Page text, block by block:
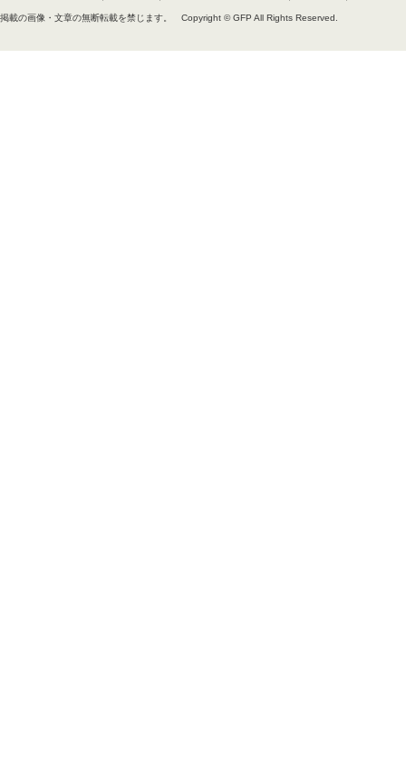
掲載の画像・文章の無断転載を禁じます。 Copyright © GFP All Rights Reserved.